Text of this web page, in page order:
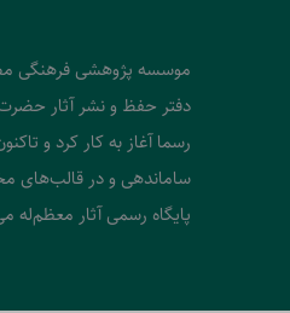
دفتر حفظ و نشر آثار حضرت
رسما آغاز به کار کرد و
ساماندهی و در قالب‌های
پایگاه رسمی آثار معظم‌له